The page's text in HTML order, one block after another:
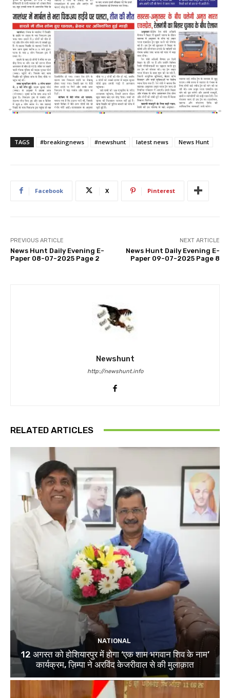
TAGS #breakingnews #newshunt latest news News Hunt
Facebook X Pinterest
PREVIOUS ARTICLE
News Hunt Daily Evening E-
Paper 08-07-2025 Page 2
NEXT ARTICLE
News Hunt Daily Evening E-
Paper 09-07-2025 Page 8
Newshunt
http://newshunt.info
RELATED ARTICLES
NATIONAL
12 अगस्त को होशियारपुर में होगा ‘एक शाम भगवान शिव के नाम’
कार्यक्रम, ज़िम्पा ने अरविंद केजरीवाल से की मुलाक़ात